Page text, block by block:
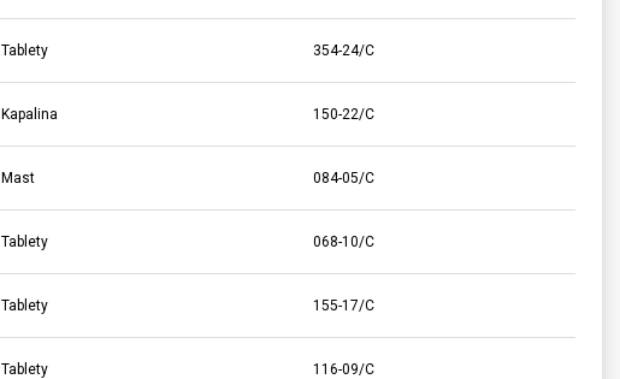
Tablety 354-24/C
Kapalina 150-22/C
Mast 084-05/C
Tablety 068-10/C
Tablety 155-17/C
Tablety 116-09/C